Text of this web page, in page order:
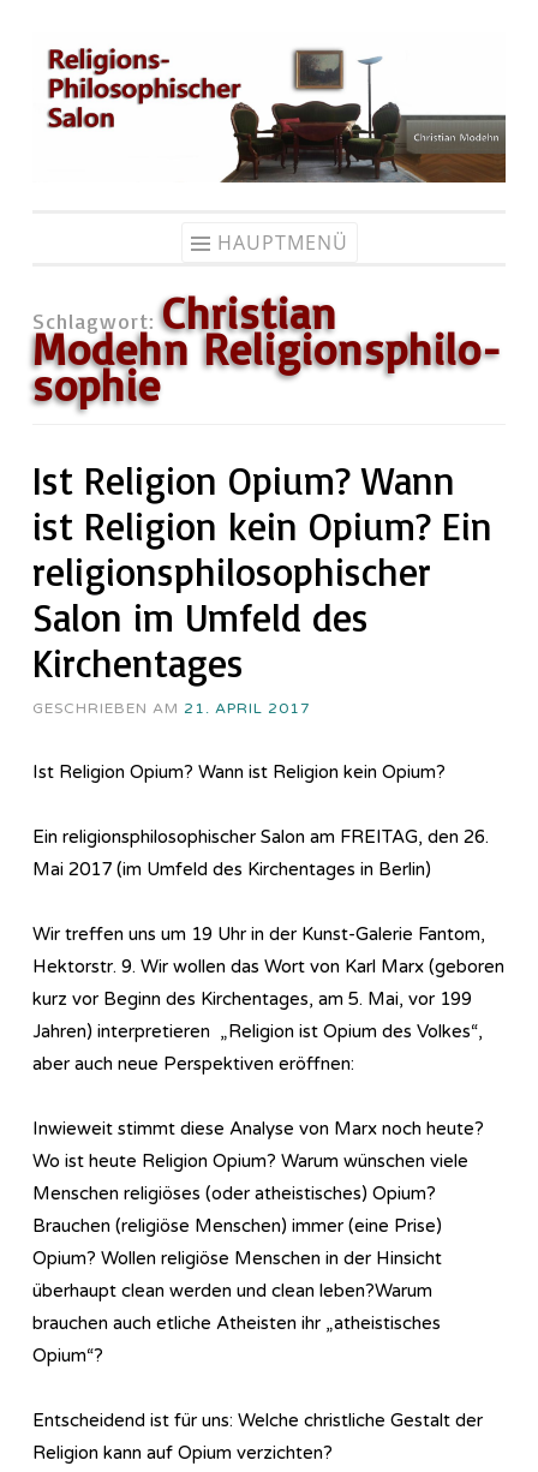
Zum
Inhalt
springen
HAUPTMENÜ
Schlagwort:Christian
Modehn Re­li­gi­ons­phi­lo­
so­phie
Ist Religion Opium? Wann
ist Religion kein Opium? Ein
religionsphilosophischer
Salon im Umfeld des
Kirchentages
GESCHRIEBEN AM 21. APRIL 2017
Ist Religion Opium? Wann ist Religion kein Opium?
Ein religionsphilosophischer Salon am FREITAG, den 26.
Mai 2017 (im Umfeld des Kirchentages in Berlin)
Wir treffen uns um 19 Uhr in der Kunst-Galerie Fantom,
Hektorstr. 9. Wir wollen das Wort von Karl Marx (geboren
kurz vor Beginn des Kirchentages, am 5. Mai, vor 199
Jahren) interpretieren „Religion ist Opium des Volkes“,
aber auch neue Perspektiven eröffnen:
Inwieweit stimmt diese Analyse von Marx noch heute?
Wo ist heute Religion Opium? Warum wünschen viele
Menschen religiöses (oder atheistisches) Opium?
Brauchen (religiöse Menschen) immer (eine Prise)
Opium? Wollen religiöse Menschen in der Hinsicht
überhaupt clean werden und clean leben?Warum
brauchen auch etliche Atheisten ihr „atheistisches
Opium“?
Entscheidend ist für uns: Welche christliche Gestalt der
Religion kann auf Opium verzichten?